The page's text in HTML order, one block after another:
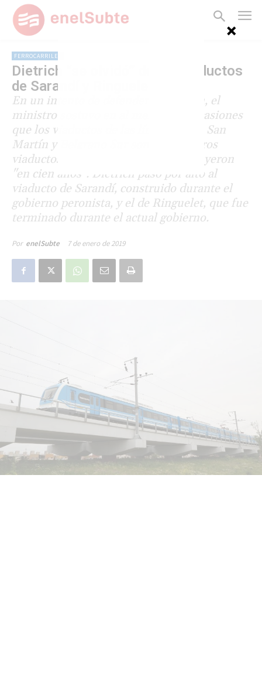
FERROCARRILES
Dietrich “se olvidó” de los viaductos
de Sarandí y Ringuelet
En un intento de defender su gestión, el
ministro sostuvo en al menos tres ocasiones
que los viaductos de las líneas Mitre, San
Martín y Belgrano Sur son los primeros
viaductos ferroviarios que se construyeron
"en cien años". Dietrich pasó por alto al
viaducto de Sarandí, construido durante el
gobierno peronista, y el de Ringuelet, que fue
terminado durante el actual gobierno.
Por enelSubte 7 de enero de 2019